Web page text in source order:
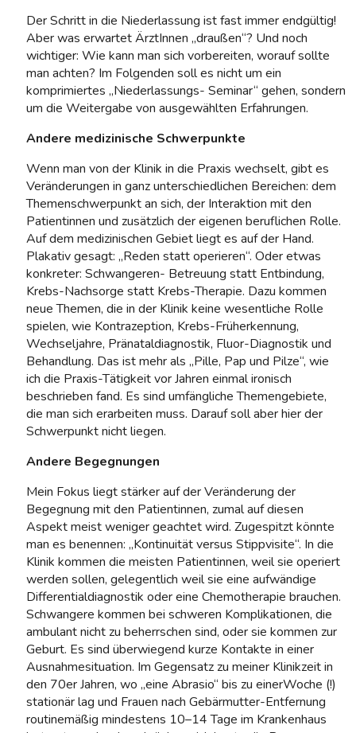
Der Schritt in die Niederlassung ist fast immer endgültig!
Aber was erwartet ÄrztInnen „draußen“? Und noch
wichtiger: Wie kann man sich vorbereiten, worauf sollte
man achten? Im Folgenden soll es nicht um ein
komprimiertes „Niederlassungs- Seminar“ gehen, sondern
um die Weitergabe von ausgewählten Erfahrungen.
Andere medizinische Schwerpunkte
Wenn man von der Klinik in die Praxis wechselt, gibt es
Veränderungen in ganz unterschiedlichen Bereichen: dem
Themenschwerpunkt an sich, der Interaktion mit den
Patientinnen und zusätzlich der eigenen beruflichen Rolle.
Auf dem medizinischen Gebiet liegt es auf der Hand.
Plakativ gesagt: „Reden statt operieren“. Oder etwas
konkreter: Schwangeren- Betreuung statt Entbindung,
Krebs-Nachsorge statt Krebs-Therapie. Dazu kommen
neue Themen, die in der Klinik keine wesentliche Rolle
spielen, wie Kontrazeption, Krebs-Früherkennung,
Wechseljahre, Pränataldiagnostik, Fluor-Diagnostik und
Behandlung. Das ist mehr als „Pille, Pap und Pilze“, wie
ich die Praxis-Tätigkeit vor Jahren einmal ironisch
beschrieben fand. Es sind umfängliche Themengebiete,
die man sich erarbeiten muss. Darauf soll aber hier der
Schwerpunkt nicht liegen.
Andere Begegnungen
Mein Fokus liegt stärker auf der Veränderung der
Begegnung mit den Patientinnen, zumal auf diesen
Aspekt meist weniger geachtet wird. Zugespitzt könnte
man es benennen: „Kontinuität versus Stippvisite“. In die
Klinik kommen die meisten Patientinnen, weil sie operiert
werden sollen, gelegentlich weil sie eine aufwändige
Differentialdiagnostik oder eine Chemotherapie brauchen.
Schwangere kommen bei schweren Komplikationen, die
ambulant nicht zu beherrschen sind, oder sie kommen zur
Geburt. Es sind überwiegend kurze Kontakte in einer
Ausnahmesituation. Im Gegensatz zu meiner Klinikzeit in
den 70er Jahren, wo „eine Abrasio“ bis zu einerWoche (!)
stationär lag und Frauen nach Gebärmutter-Entfernung
routinemäßig mindestens 10–14 Tage im Krankenhaus